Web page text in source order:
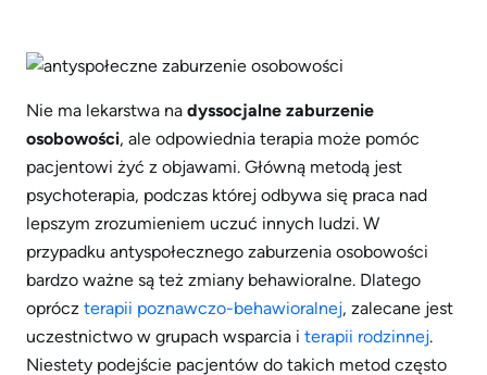
Nie ma lekarstwa na dyssocjalne zaburzenie
osobowości, ale odpowiednia terapia może pomóc
pacjentowi żyć z objawami. Główną metodą jest
psychoterapia, podczas której odbywa się praca nad
lepszym zrozumieniem uczuć innych ludzi. W
przypadku antyspołecznego zaburzenia osobowości
bardzo ważne są też zmiany behawioralne. Dlatego
oprócz terapii poznawczo-behawioralnej, zalecane jest
uczestnictwo w grupach wsparcia i terapii rodzinnej.
Niestety podejście pacjentów do takich metod często